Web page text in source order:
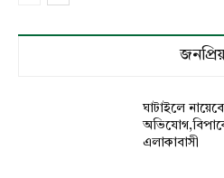
জনপ্রিয়
ঘাটাইলে
এলাকাবাসী